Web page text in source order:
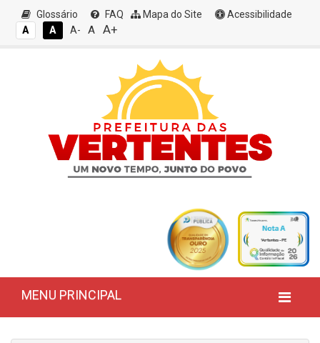
Glossário FAQ Mapa do Site
Acessibilidade
A
A A- A A+
MENU PRINCIPAL